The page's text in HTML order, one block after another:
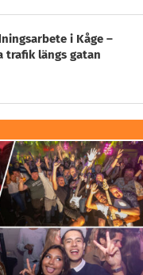
i Kåge –
trafik längs gatan